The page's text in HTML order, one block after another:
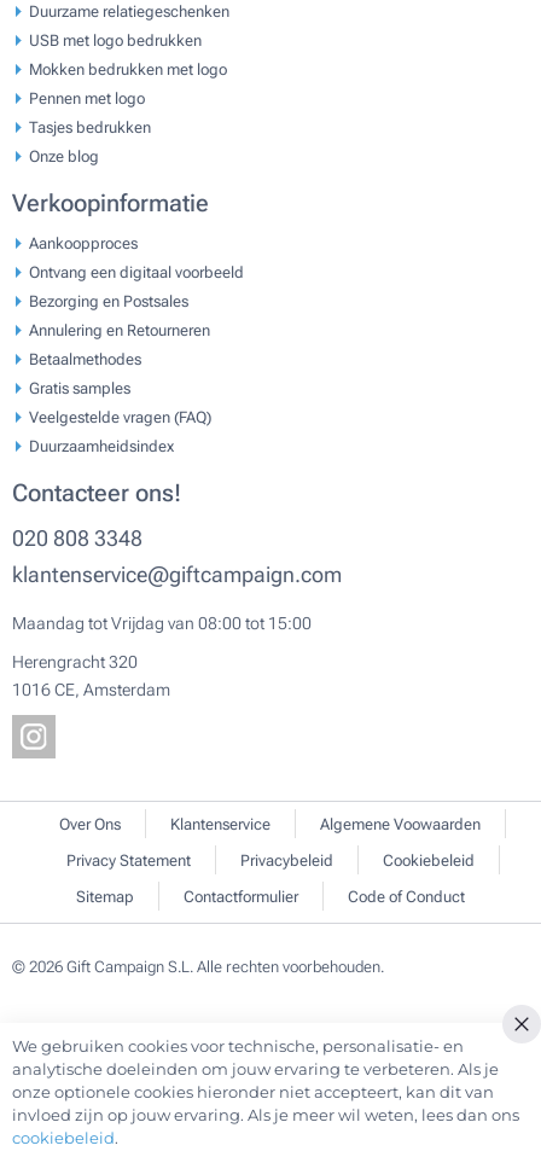
Duurzame relatiegeschenken
USB met logo bedrukken
Mokken bedrukken met logo
Pennen met logo
Tasjes bedrukken
Onze blog
Verkoopinformatie
Aankoopproces
Ontvang een digitaal voorbeeld
Bezorging en Postsales
Annulering en Retourneren
Betaalmethodes
Gratis samples
Veelgestelde vragen (FAQ)
Duurzaamheidsindex
Contacteer ons!
020 808 3348
klantenservice@giftcampaign.com
Maandag tot Vrijdag van 08:00 tot 15:00
Herengracht 320
1016 CE, Amsterdam
Over Ons Klantenservice
Algemene Voowaarden
Privacy Statement
Privacybeleid
Cookiebeleid
Sitemap
Contactformulier Code of Conduct
© 2026 Gift Campaign S.L. Alle rechten voorbehouden.
We gebruiken cookies voor technische, personalisatie- en
analytische doeleinden om jouw ervaring te verbeteren. Als je
onze optionele cookies hieronder niet accepteert, kan dit van
invloed zijn op jouw ervaring. Als je meer wil weten, lees dan ons
cookiebeleid.